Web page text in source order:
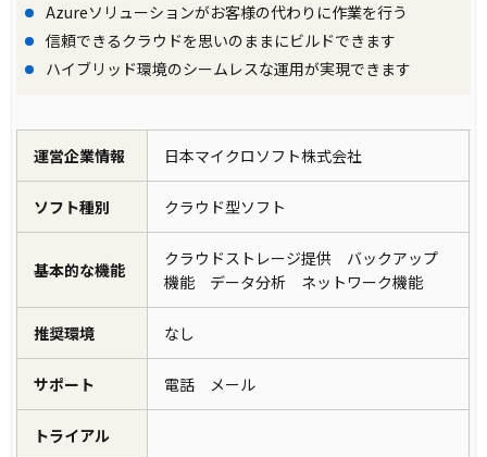
Azureソリューションがお客様の代わりに作業を行う
信頼できるクラウドを思いのままにビルドできます
ハイブリッド環境のシームレスな運用が実現できます
運営企業情報 日本マイクロソフト株式会社
ソフト種別 クラウド型ソフト
基本的な機能
クラウドストレージ提供 バックアップ
機能 データ分析 ネットワーク機能
推奨環境 なし
サポート 電話 メール
トライアル